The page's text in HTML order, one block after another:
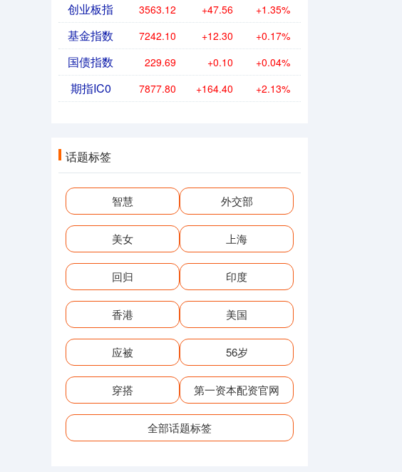
创业板指 3563.12 +47.56 +1.35%
基金指数 7242.10 +12.30 +0.17%
国债指数 229.69 +0.10 +0.04%
期指IC0 7877.80 +164.40 +2.13%
话题标签
智慧 外交部
美女 上海
回归 印度
香港 美国
应被 56岁
穿搭 第一资本配资官网
全部话题标签